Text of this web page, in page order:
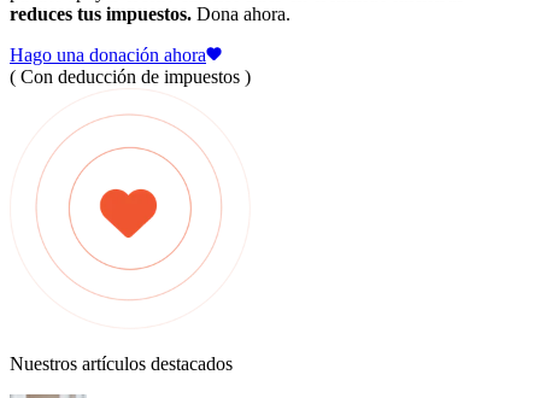
reduces tus impuestos. Dona ahora.
Hago una donación ahora
( Con deducción de impuestos )
Nuestros artículos destacados